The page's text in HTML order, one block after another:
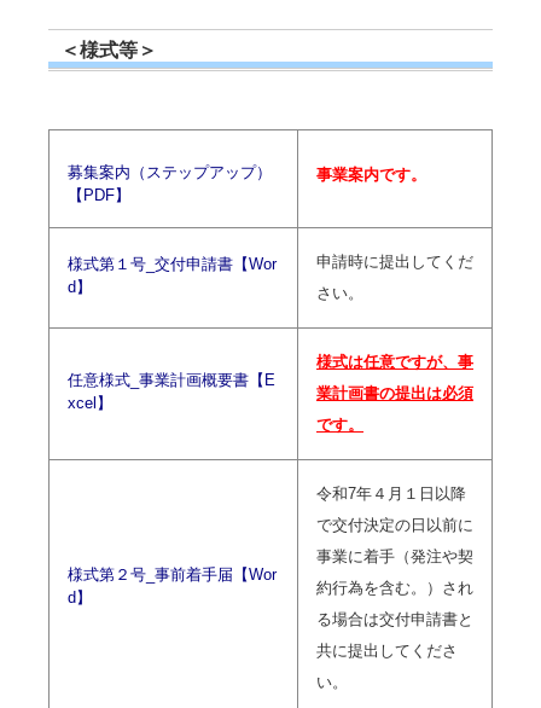
＜様式等＞
募集案内（ステップアップ）
【PDF】
事業案内です。
様式第１号_交付申請書【Wor
d】
申請時に提出してくだ
さい。
任意様式_事業計画概要書【E
xcel】
様式は任意ですが、事
業計画書の提出は必須
です。
様式第２号_事前着手届【Wor
d】
令和7年４月１日以降
で交付決定の日以前に
事業に着手（発注や契
約行為を含む。）され
る場合は交付申請書と
共に提出してくださ
い。